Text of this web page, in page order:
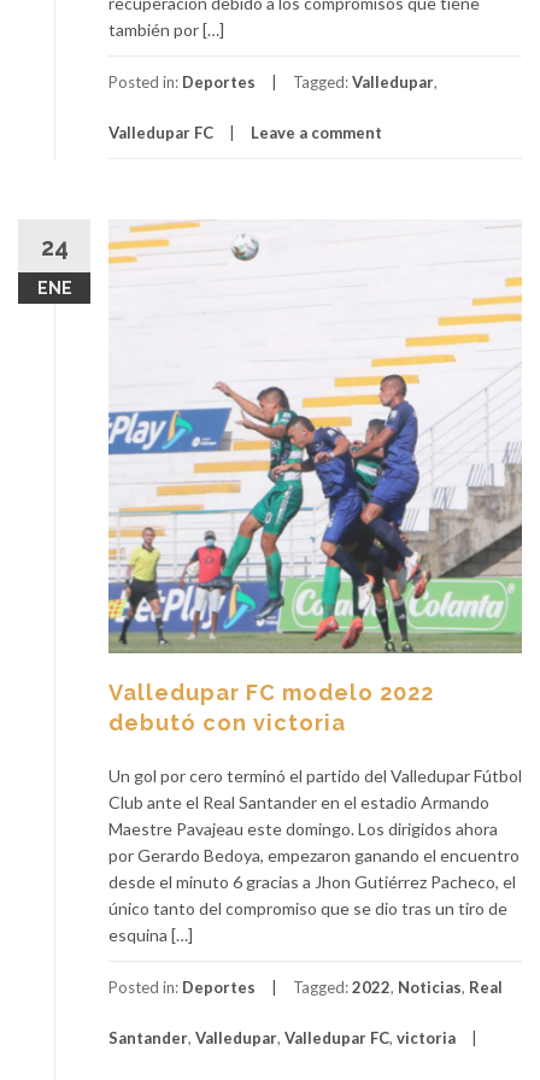
también por […]
Posted in: Deportes Tagged:Valledupar,
Valledupar FC Leave a comment
24
ENE
Valledupar FC modelo 2022
debutó con victoria
Un gol por cero terminó el partido del Valledupar Fútbol
Club ante el Real Santander en el estadio Armando
Maestre Pavajeau este domingo. Los dirigidos ahora
por Gerardo Bedoya, empezaron ganando el encuentro
desde el minuto 6 gracias a Jhon Gutiérrez Pacheco, el
único tanto del compromiso que se dio tras un tiro de
esquina […]
Posted in: Deportes Tagged:2022, Noticias, Real
Santander, Valledupar, Valledupar FC, victoria